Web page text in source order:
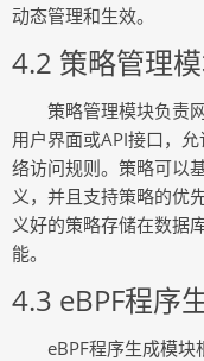
动态管理和生效。
4.2 策略管理
策略管理模块负责
用户界面或API接口，
络访问规则。策略可以
义，并且支持策略的优
义好的策略存储在数据
能。
4.3 eBPF程序
eBPF程序生成模